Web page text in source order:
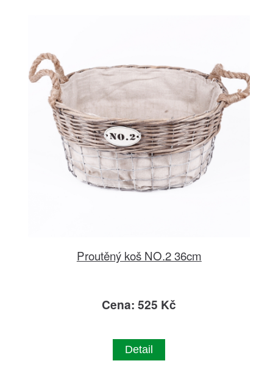
Proutěný koš NO.2 36cm
Cena: 525 Kč
Detail